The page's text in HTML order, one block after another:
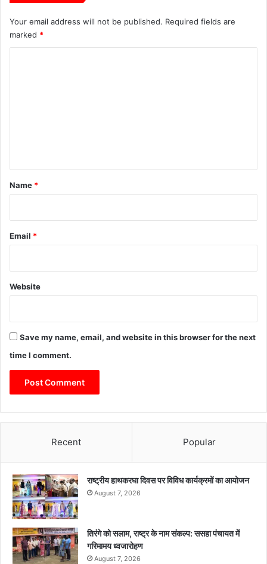
त्सा
ह
पू
प्र
Your email address will not be published. Required fields are
marked *
*
Name *
Email *
Website
Save my name, email, and website in this browser for the next
time I comment.
Recent Popular
राष्ट्रीय हाथकरघा दिवस पर विविध कार्यक्रमों का आयोजन
August 7, 2026
तिरंगे को सलाम, राष्ट्र के नाम संकल्प: ससहा पंचायत में
गरिमामय ध्वजारोहण
August 7, 2026